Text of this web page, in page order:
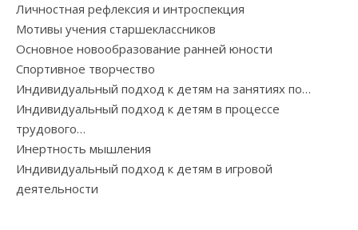
Личностная рефлексия и интроспекция
Мотивы учения старшеклассников
Основное новообразование ранней юности
Спортивное творчество
Индивидуальный подход к детям на занятиях по…
Индивидуальный подход к детям в процессе
трудового…
Инертность мышления
Индивидуальный подход к детям в игровой
деятельности